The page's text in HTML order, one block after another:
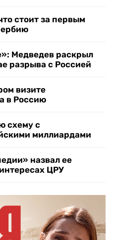
стоит за первым
Медведев раскрыл
разрыва с Россией
визите
в Россию
схему с
миллиардами
назвал ее
ЦРУ